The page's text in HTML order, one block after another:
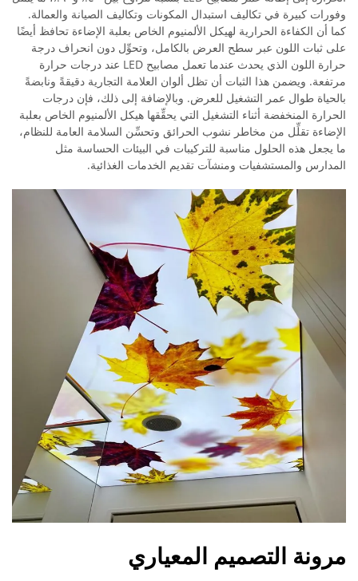
وفورات كبيرة في تكاليف استبدال المكونات وتكاليف الصيانة والعمالة.
كما أن الكفاءة الحرارية لهيكل الألمنيوم الخاص بعلبة الإضاءة تحافظ أيضًا
على ثبات اللون عبر سطح العرض بالكامل، وتحوِّل دون انحراف درجة
حرارة اللون الذي يحدث عندما تعمل مصابيح LED عند درجات حرارة
مرتفعة. ويضمن هذا الثبات أن تظل ألوان العلامة التجارية دقيقةً ونابضةً
بالحياة طوال عمر التشغيل للعرض. وبالإضافة إلى ذلك، فإن درجات
الحرارة المنخفضة أثناء التشغيل التي يحقِّقها هيكل الألمنيوم الخاص بعلبة
الإضاءة تقلِّل من مخاطر نشوب الحرائق وتحسِّن السلامة العامة للنظام،
ما يجعل هذه الحلول مناسبة للتركيبات في البيئات الحساسة مثل
المدارس والمستشفيات ومنشآت تقديم الخدمات الغذائية.
مرونة التصميم المعياري